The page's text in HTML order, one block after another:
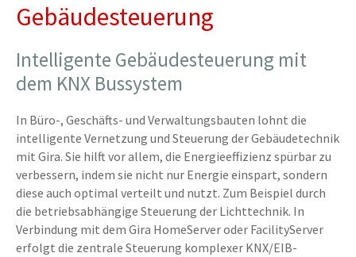
Gebäudesteuerung
Intelligente Gebäudesteuerung mit
dem KNX Bussystem
In Büro-, Geschäfts- und Verwaltungsbauten lohnt die
intelligente Vernetzung und Steuerung der Gebäudetechnik
mit Gira. Sie hilft vor allem, die Energieeffizienz spürbar zu
verbessern, indem sie nicht nur Energie einspart, sondern
diese auch optimal verteilt und nutzt. Zum Beispiel durch
die betriebsabhängige Steuerung der Lichttechnik. In
Verbindung mit dem Gira HomeServer oder FacilityServer
erfolgt die zentrale Steuerung komplexer KNX/EIB-